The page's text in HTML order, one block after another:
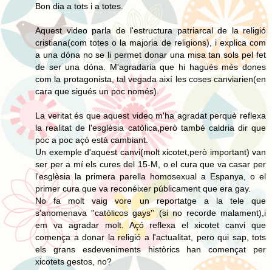
Bon dia a tots i a totes.
Aquest video parla de l'estructura patriarcal de la religió
cristiana(com totes o la majoria de religions), i explica com
a una dóna no se li permet donar una misa tan sols pel fet
de ser una dóna. M'agradaria que hi hagués més dones
com la protagonista, tal vegada així les coses canviarien(en
cara que sigués un poc només).
La veritat és que aquest video m'ha agradat perquè reflexa
la realitat de l'esglèsia catòlica,però també caldria dir que
poc a poc açó està cambiant.
Un exemple d'aquest canvi(molt xicotet,però important) van
ser per a mí els cures del 15-M, o el cura que va casar per
l'esglèsia la primera parella homosexual a Espanya, o el
primer cura que va reconéixer públicament que era gay.
No fa molt vaig vore un reportatge a la tele que
s'anomenava ''católicos gays'' (si no recorde malament),i
em va agradar molt. Açó reflexa el xicotet canvi que
comença a donar la religió a l'actualitat, pero qui sap, tots
els grans esdeveniments històrics han començat per
xicotets gestos, no?